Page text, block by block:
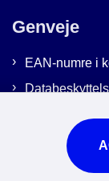
Genveje
EAN-numre i
Brug af